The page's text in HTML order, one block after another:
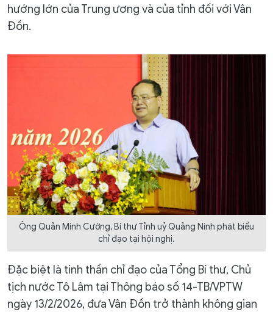
hướng lớn của Trung ương và của tỉnh đối với Vân
Đồn.
Ông Quản Minh Cường, Bí thư Tỉnh uỷ Quảng Ninh phát biểu
chỉ đạo tại hội nghị.
Đặc biệt là tinh thần chỉ đạo của Tổng Bí thư, Chủ
tịch nước Tô Lâm tại Thông báo số 14-TB/VPTW
ngày 13/2/2026, đưa Vân Đồn trở thành không gian